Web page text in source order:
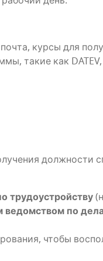
кур­сы для
такие как
долж­но­сти
тру­до­устрой­ству
по
что­бы